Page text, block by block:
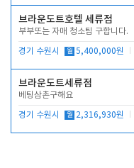
브라운도트호텔 세류점
부부또는 자매 청소팀 구합니다.
경기 수원시 월 5,400,000원
브라운도트세류점
베팅삼촌구해요
경기 수원시 월 2,316,930원